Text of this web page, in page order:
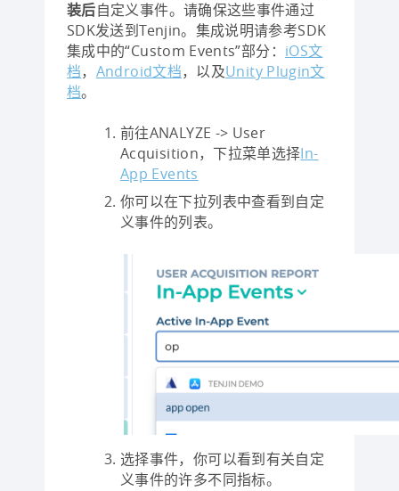
装后自定义事件。请确保这些事件通过
SDK发送到Tenjin。集成说明请参考SDK
集成中的“Custom Events”部分： iOS文
档， Android文档，以及Unity Plugin文
档。
前往ANALYZE -> User
Acquisition，下拉菜单选择In-
App Events
你可以在下拉列表中查看到自定
义事件的列表。
选择事件，你可以看到有关自定
义事件的许多不同指标。